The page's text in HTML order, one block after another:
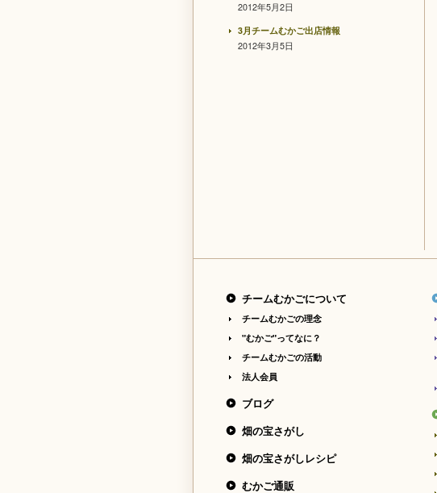
2012年5月2日
3月チームむかご出店情報
2012年3月5日
チームむかごについて
チームむかごの理念
"むかご"ってなに？
チームむかごの活動
法人会員
ブログ
畑の宝さがし
畑の宝さがしレシピ
むかご通販